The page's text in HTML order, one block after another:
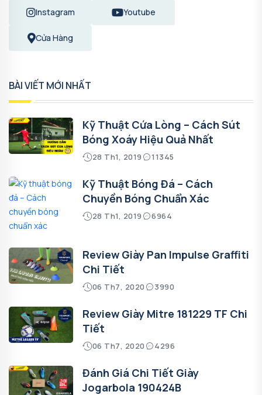
Instagram Youtube
Cửa Hàng
BÀI VIẾT MỚI NHẤT
Kỹ Thuật Cứa Lòng – Cách Sút
Bóng Xoáy Hiệu Quả Nhất
28 Th1, 2019 11345
Kỹ Thuật Bóng Đá – Cách
Chuyền Bóng Chuẩn Xác
28 Th1, 2019 6964
Review Giày Pan Impulse Graffiti
Chi Tiết
06 Th7, 2020 3990
Review Giày Mitre 181229 TF Chi
Tiết
06 Th7, 2020 4296
Đánh Giá Chi Tiết Giày
Jogarbola 190424B